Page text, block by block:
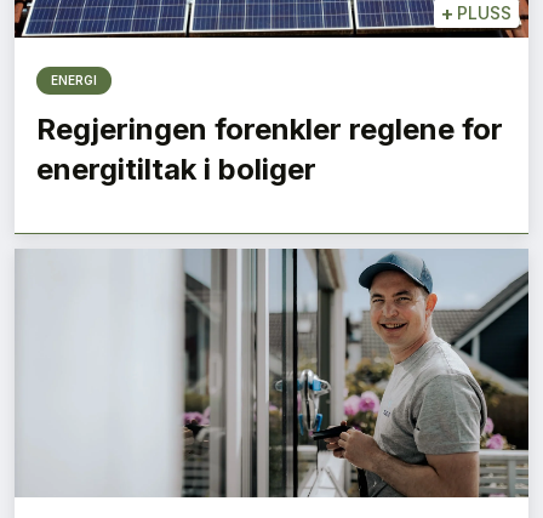
+ PLUSS
ENERGI
Regjeringen forenkler reglene for
energitiltak i boliger